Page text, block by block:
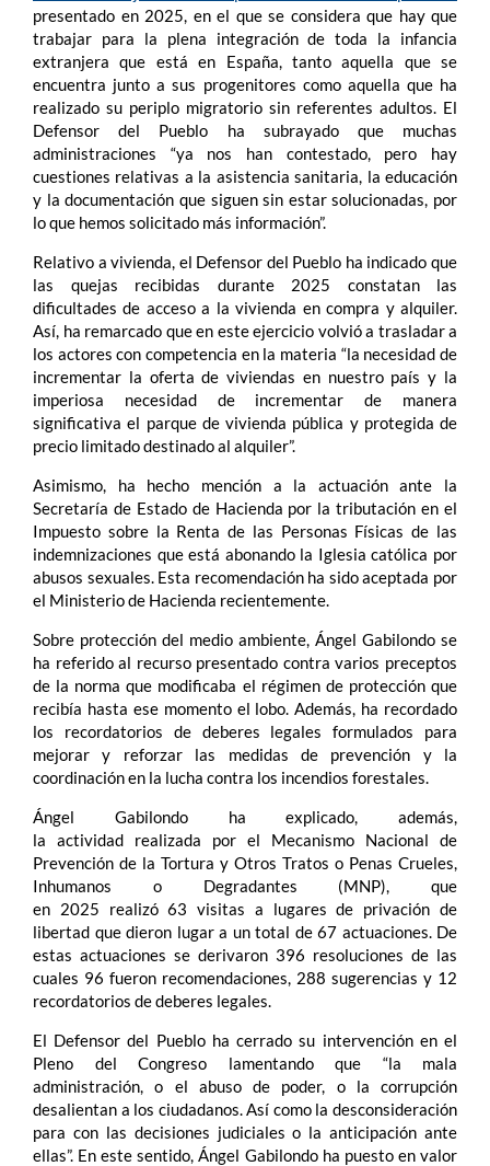
presentado en 2025, en el que se considera que hay que
trabajar para la plena integración de toda la infancia
extranjera que está en España, tanto aquella que se
encuentra junto a sus progenitores como aquella que ha
realizado su periplo migratorio sin referentes adultos. El
Defensor del Pueblo ha subrayado que muchas
administraciones “ya nos han contestado, pero hay
cuestiones relativas a la asistencia sanitaria, la educación
y la documentación que siguen sin estar solucionadas, por
lo que hemos solicitado más información”.
Relativo a vivienda, el Defensor del Pueblo ha indicado que
las quejas recibidas durante 2025 constatan las
dificultades de acceso a la vivienda en compra y alquiler.
Así, ha remarcado que en este ejercicio volvió a trasladar a
los actores con competencia en la materia “la necesidad de
incrementar la oferta de viviendas en nuestro país y la
imperiosa necesidad de incrementar de manera
significativa el parque de vivienda pública y protegida de
precio limitado destinado al alquiler”.
Asimismo, ha hecho mención a la actuación ante la
Secretaría de Estado de Hacienda por la tributación en el
Impuesto sobre la Renta de las Personas Físicas de las
indemnizaciones que está abonando la Iglesia católica por
abusos sexuales. Esta recomendación ha sido aceptada por
el Ministerio de Hacienda recientemente.
Sobre protección del medio ambiente, Ángel Gabilondo se
ha referido al recurso presentado contra varios preceptos
de la norma que modificaba el régimen de protección que
recibía hasta ese momento el lobo. Además, ha recordado
los recordatorios de deberes legales formulados para
mejorar y reforzar las medidas de prevención y la
coordinación en la lucha contra los incendios forestales.
Ángel Gabilondo ha explicado, además,
la actividad realizada por el Mecanismo Nacional de
Prevención de la Tortura y Otros Tratos o Penas Crueles,
Inhumanos o Degradantes (MNP), que
en 2025 realizó 63 visitas a lugares de privación de
libertad que dieron lugar a un total de 67 actuaciones. De
estas actuaciones se derivaron 396 resoluciones de las
cuales 96 fueron recomendaciones, 288 sugerencias y 12
recordatorios de deberes legales.
El Defensor del Pueblo ha cerrado su intervención en el
Pleno del Congreso lamentando que “la mala
administración, o el abuso de poder, o la corrupción
desalientan a los ciudadanos. Así como la desconsideración
para con las decisiones judiciales o la anticipación ante
ellas”. En este sentido, Ángel Gabilondo ha puesto en valor